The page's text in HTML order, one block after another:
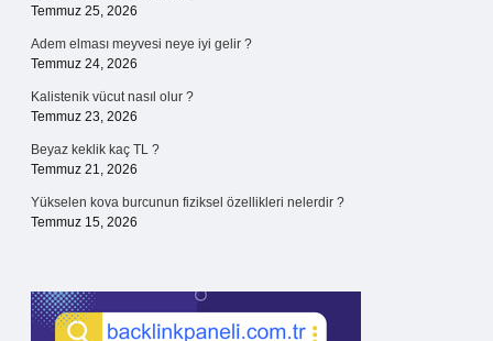
Temmuz 25, 2026
Adem elması meyvesi neye iyi gelir ?
Temmuz 24, 2026
Kalistenik vücut nasıl olur ?
Temmuz 23, 2026
Beyaz keklik kaç TL ?
Temmuz 21, 2026
Yükselen kova burcunun fiziksel özellikleri nelerdir ?
Temmuz 15, 2026